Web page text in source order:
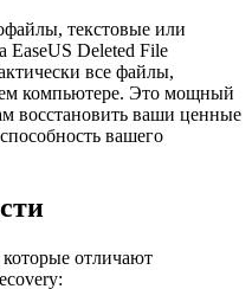
текстовые или
EaseUS Deleted File
все файлы,
компьютере. Это мощный
восстановить ваши ценные
вашего
отличают